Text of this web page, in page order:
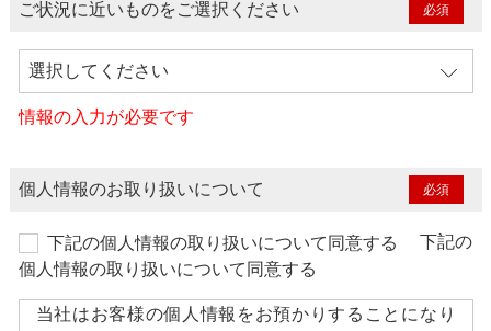
ご状況に近いものをご選択ください
情報の入力が必要です
個人情報のお取り扱いについて
下記の個人情報の取り扱いについて同意する
下記の
個人情報の取り扱いについて同意する
当社はお客様の個人情報をお預かりすることになり